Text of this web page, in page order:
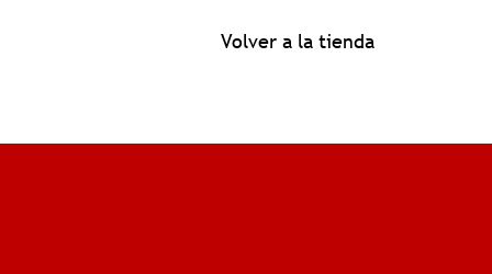
Volver a la tienda